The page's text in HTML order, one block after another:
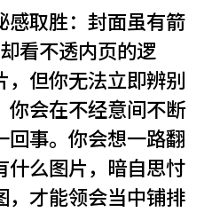
感取胜：封面虽有箭
看不透内页的逻
，但你无法立即辨别
你会在不经意间不断
回事。你会想一路翻
什么图片，暗自思忖
，才能领会当中铺排